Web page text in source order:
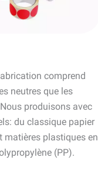
comprend
neutres que les
produisons avec
du classique papier
matières plastiques en
(PP).